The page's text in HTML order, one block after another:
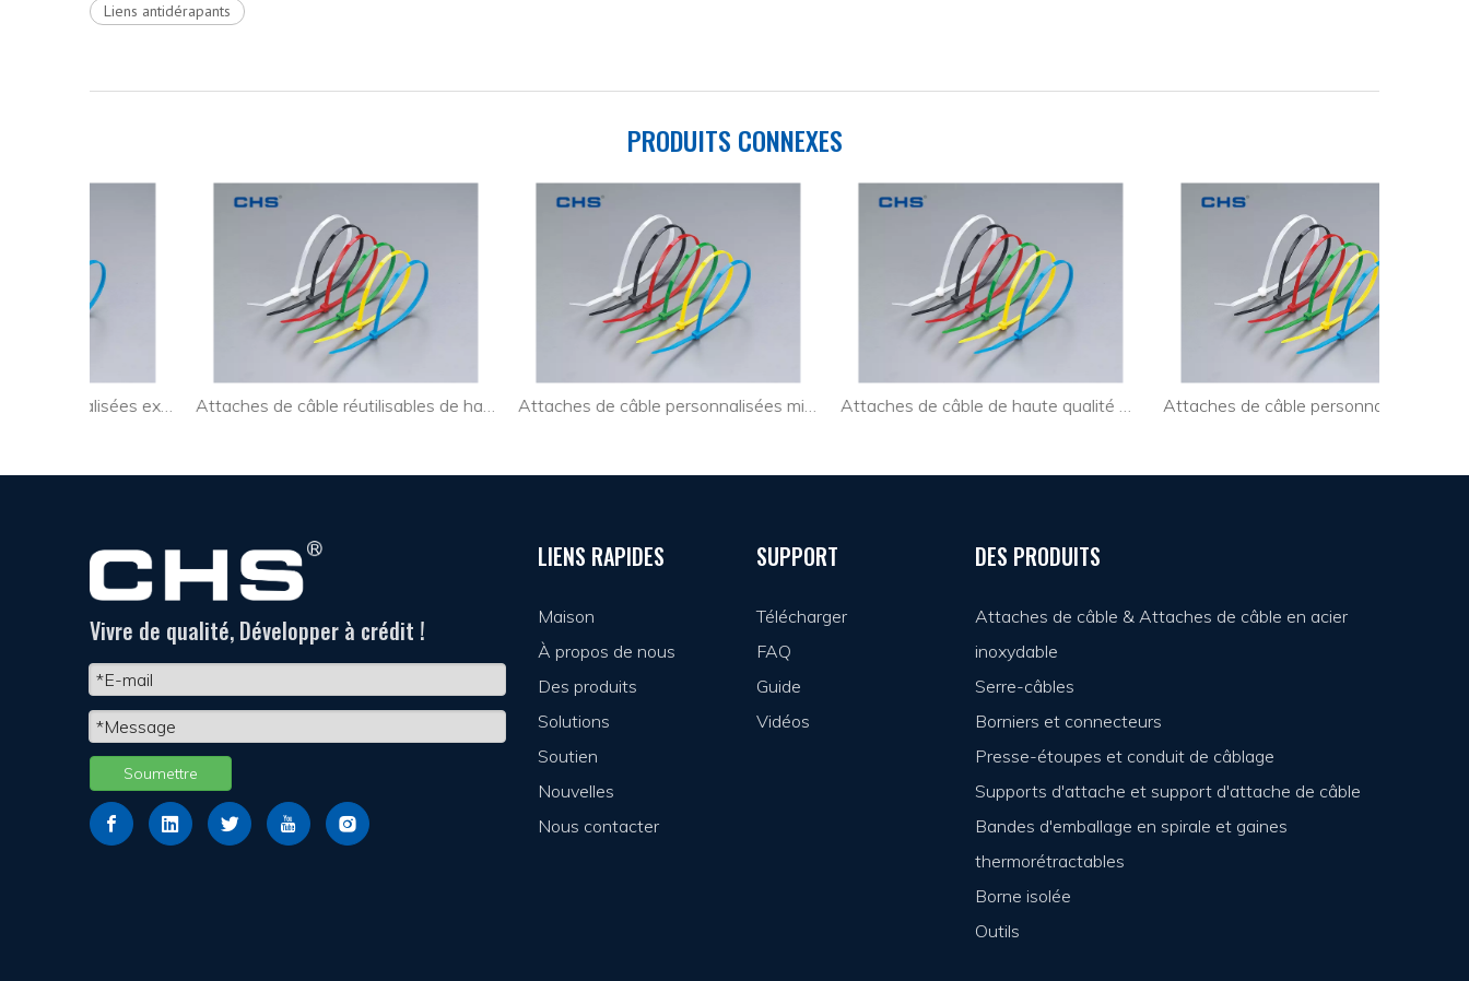
Liens antidérapants
PRODUITS CONNEXES
Attaches de câble réutilisables de haute qualité pour câble PC Attaches de câble personnalisées minces pour l'industrie Attaches de câble de haute qualité Surelock pour l'industrie Attaches de câble personnalisées amovibles pour guirlandes lumineuses
Vivre de qualité, Développer à crédit !
Soumettre
LIENS RAPIDES
Maison
À propos de nous
Des produits
Solutions
Soutien
Nouvelles
Nous contacter
SUPPORT
Télécharger
FAQ
Guide
Vidéos
DES PRODUITS
Attaches de câble & Attaches de câble en acier
inoxydable
Serre-câbles
Borniers et connecteurs
Presse-étoupes et conduit de câblage
Supports d'attache et support d'attache de câble
Bandes d'emballage en spirale et gaines
thermorétractables
Borne isolée
Outils